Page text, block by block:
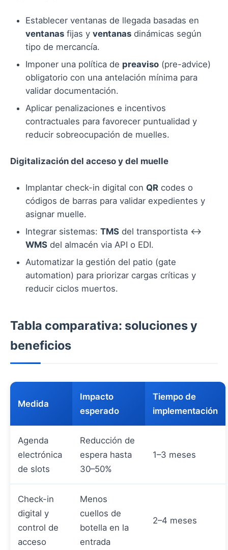
Establecer ventanas de llegada basadas en
ventanas fijas y ventanas dinámicas según
tipo de mercancía.
Imponer una política de preaviso (pre-advice)
obligatorio con una antelación mínima para
validar documentación.
Aplicar penalizaciones e incentivos
contractuales para favorecer puntualidad y
reducir sobreocupación de muelles.
Digitalización del acceso y del muelle
Implantar check-in digital con QR codes o
códigos de barras para validar expedientes y
asignar muelle.
Integrar sistemas: TMS del transportista ↔
WMS del almacén via API o EDI.
Automatizar la gestión del patio (gate
automation) para priorizar cargas críticas y
reducir ciclos muertos.
Tabla comparativa: soluciones y
beneficios
Medida
Impacto
esperado
Tiempo de
implementación
Agenda
electrónica
de slots
Reducción de
espera hasta
30–50%
1–3 meses
Check-in
digital y
control de
acceso
Menos
cuellos de
botella en la
entrada
2–4 meses